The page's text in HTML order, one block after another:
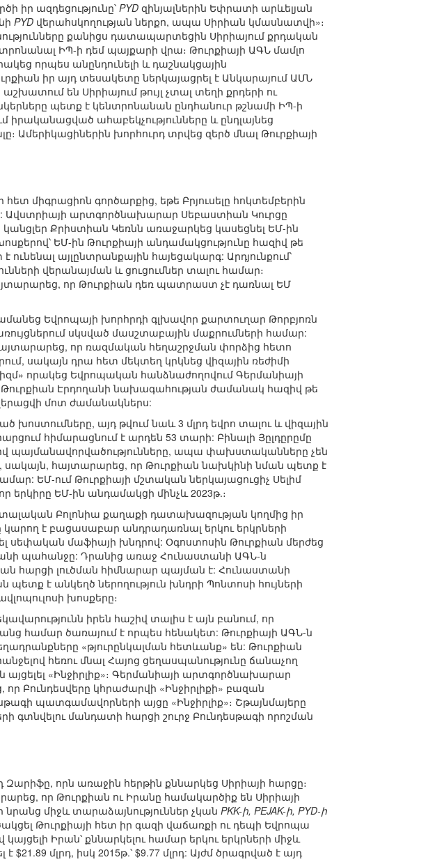
իր ազդեցությունը՝PYD զինյալներին Եփրատի արևելյան
PYD վերահսկողության ներքո, ապա Սիրիան կմասնատվի»։
քանիցս դատապարտեցին Սիրիայում քրդական
ԻՊ-ի դեմ պայքարի վրա։ Թուրքիայի ԱԳՆ մամլո
որպես անընդունելի և դաշնակցային
իր այդ տեսակետը ներկայացրել է Անկարայում ԱՄՆ
են Սիրիայում թույլ չտալ տեղի քրդերի ու
պետք է կենտրոնանան ընդհանուր թշնամի ԻՊ-ի
ահաբեկչությունները և ընդլայնեց
Ամերիկացիներին խորհուրդ տրվեց զերծ մնալ Թուրքիայի
միգրացիոն գործարքից, եթե Բրյուսելը հոկտեմբերին
Ավստրիայի արտգործնախարար Սեբաստիան Կուրցը
Քրիստիան Կեռնն առաջարկեց կասեցնել ԵՄ-ին
ԵՄ-ին Թուրքիայի անդամակցությունը հազիվ թե
այլընտրանքային հայեցակարգ: Արդյունքում՝
վերանայման և ցուցումներ տալու համար։
որ Թուրքիան դեռ պատրաստ չէ դառնալ ԵՄ
Եվրոպայի խորհրդի գլխավոր քարտուղար Թորբյոռն
սկսված մասշտաբային մաքրումների համար:
որ ռազմական հեղաշրջման փորձից հետո
սակայն դրա հետ մեկտեղ կրկնեց վիզային ռեժիմի
որակեց Եվրոպական հանձնաժողովում Գերմանիայի
Թուրքիան Էրդողանի նախագահության ժամանակ հազիվ թե
մոտ ժամանակներս:
այդ թվում նաև 3 մլրդ եվրո տալու և վիզային
հիմարացնում է արդեն 53 տարի: Բինալի Յըլդըրըմը
պայմանավորվածությունները, ապա փախստականները չեն
հայտարարեց, որ Թուրքիան նախկինի նման պետք է
ԵՄ-ում Թուրքիայի մշտական ներկայացուցիչ Սելիմ
երկիրը ԵՄ-ին անդամակցի մինչև 2023թ.։
Բոլոնիա քաղաքի դատախազության կողմից իր
կարող է բացասաբար անդրադառնալ երկու երկրների
սեփական մաֆիայի խնդրով: Օգոստոսին Թուրքիան մերժեց
պահանջը: Դրանից առաջ Հունաստանի ԱԳՆ-ն
հարցի լուծման հիմնարար պայման է: Հունաստանի
է անկեղծ ներողություն խնդրի Պոնտոսի հույների
խոսքերը։
իրեն հաշիվ տալիս է այն բանում, որ
համար ծառայում է որպես հենակետ: Թուրքիայի ԱԳՆ-ն
«թյուրընկալման հետևանք» են: Թուրքիան
հեռու մնալ Հայոց ցեղասպանությունը ճանաչող
«Ինջիրլիք»։ Գերմանիայի արտգործնախարար
Բունդեսվերը կհրաժարվի «Ինջիրլիքի» բազան
պատգամավորների այցը «Ինջիրլիք»։ Շթայնմայերը
գտնվելու մանդատի հարցի շուրջ Բունդեսթագի որոշման
որն առաջին հերթին քննարկեց Սիրիայի հարցը։
որ Թուրքիան ու Իրանը համակարծիք են Սիրիայի
միջև տարաձայնություններ չկան PKK-ի, PEJAK-ի, PYD-ի
Թուրքիայի հետ իր գազի վաճառքի ու դեպի Եվրոպա
Իրան՝ քննարկելու համար երկու երկրների միջև
մլրդ, իսկ 2015թ.՝ $9.77 մլրդ: Այժմ ծրագրված է այդ